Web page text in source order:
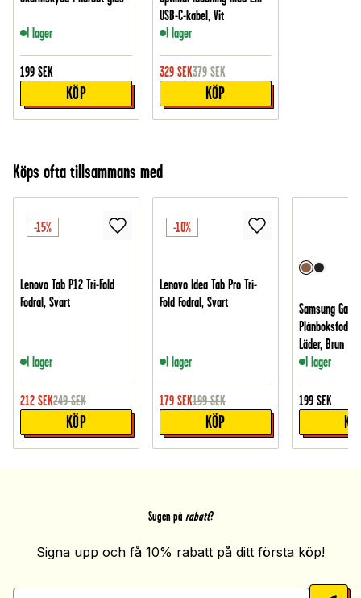
I lager
199 SEK
KÖP
USB-C-kabel, Vit
I lager
329 SEK379 SEK
KÖP
Köps ofta tillsammans med
-15%
Lenovo Tab P12 Tri-Fold
Fodral, Svart
I lager
212 SEK249 SEK
KÖP
-10%
Lenovo Idea Tab Pro Tri-
Fold Fodral, Svart
I lager
179 SEK199 SEK
KÖP
Samsung
Läder, Brun
I lager
199 SEK
Sugen på rabatt?
Signa upp och få 10% rabatt på ditt första köp!